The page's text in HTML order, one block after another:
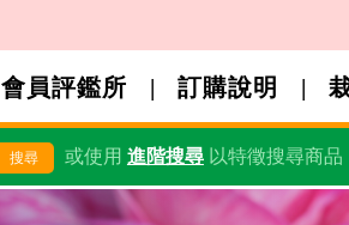
會員評鑑所 訂購說明
或使用 進階搜尋以特徵搜尋商品